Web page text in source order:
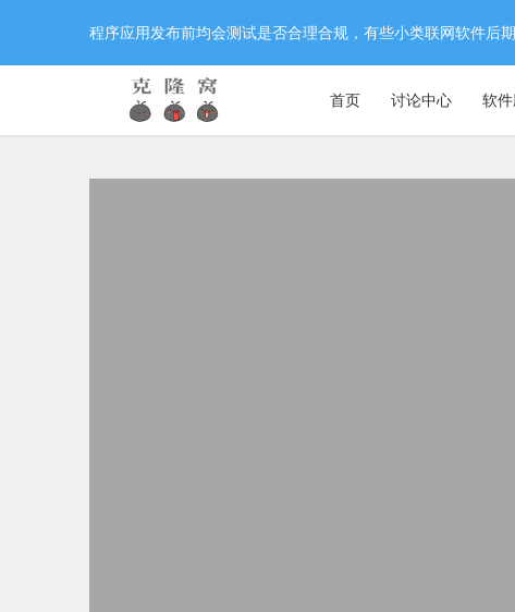
首页 讨论中心 软
程序应用发布前均会测试是否合理合规，有些小类联网软件后